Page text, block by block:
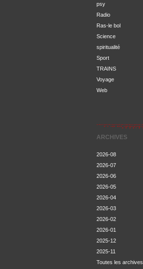
psy
Radio
Ras-le bol
Science
spiritualité
Sport
TRAINS
Voyage
Web
ARCHIVES
2026-08
2026-07
2026-06
2026-05
2026-04
2026-03
2026-02
2026-01
2025-12
2025-11
Toutes les archives